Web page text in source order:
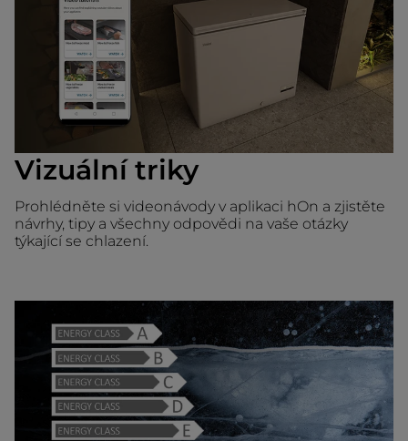
Vizuální triky
Prohlédněte si videonávody v aplikaci hOn a zjistěte
návrhy, tipy a všechny odpovědi na vaše otázky
týkající se chlazení.